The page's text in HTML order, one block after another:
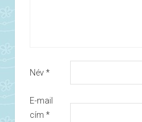
Név*
E-mail
cím *